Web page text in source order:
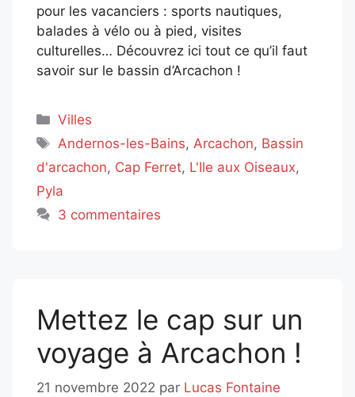
pour les vacanciers : sports nautiques,
balades à vélo ou à pied, visites
culturelles… Découvrez ici tout ce qu’il faut
savoir sur le bassin d’Arcachon !
Catégories
Villes
Étiquettes
Andernos-les-Bains, Arcachon, Bassin
d'arcachon, Cap Ferret, L'Ile aux Oiseaux,
Pyla
3 commentaires
Mettez le cap sur un
voyage à Arcachon !
21 novembre 2022 par Lucas Fontaine